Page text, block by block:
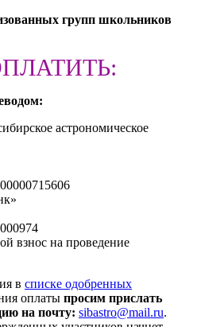
групп школьников
астрономическое
взнос на проведение
в списке одобренных
оплаты просим прислать
на почту: sibastro@mail.ru.